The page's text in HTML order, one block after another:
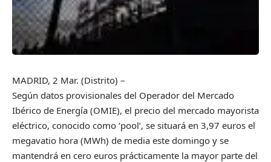
MADRID, 2 Mar. (Distrito) –
Según datos provisionales del Operador del Mercado
Ibérico de Energía (OMIE), el precio del mercado mayorista
eléctrico, conocido como ‘pool’, se situará en 3,97 euros el
megavatio hora (MWh) de media este domingo y se
mantendrá en cero euros prácticamente la mayor parte del